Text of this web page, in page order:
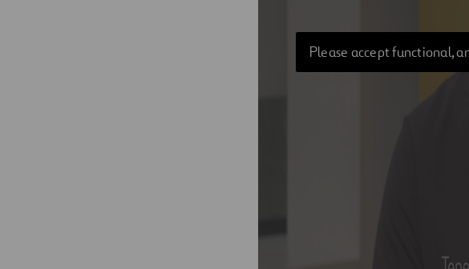
Please accept functional,